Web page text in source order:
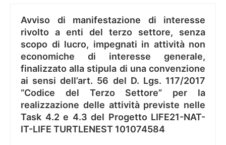
Avviso di manifestazione di interesse
rivolto a enti del terzo settore, senza
scopo di lucro, impegnati in attività non
economiche di interesse generale,
finalizzato alla stipula di una convenzione
ai sensi dell’art. 56 del D. Lgs. 117/2017
“Codice del Terzo Settore” per la
realizzazione delle attività previste nelle
Task 4.2 e 4.3 del Progetto LIFE21-NAT-
IT-LIFE TURTLENEST 101074584